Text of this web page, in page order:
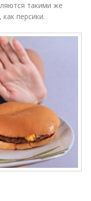
такими же
персики.